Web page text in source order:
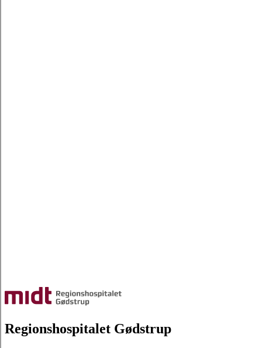
Regionshospitalet Gødstrup